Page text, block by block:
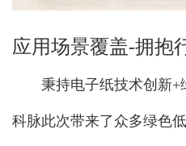
应用场景覆盖-拥抱
秉持电子纸技术创新+
科脉此次带来了众多绿色